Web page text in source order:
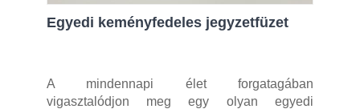
Egyedi keményfedeles jegyzetfüzet
A mindennapi élet forgatagában
vigasztalódjon meg egy olyan egyedi